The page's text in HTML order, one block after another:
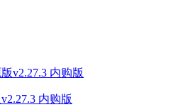
内购版